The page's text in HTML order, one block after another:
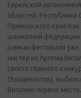
Еврейской
областей, Республики
Приморского
шахматной федерации
рамках фестиваля
мастер из Артема
своего главного
(Владивосток),
Виталию первое